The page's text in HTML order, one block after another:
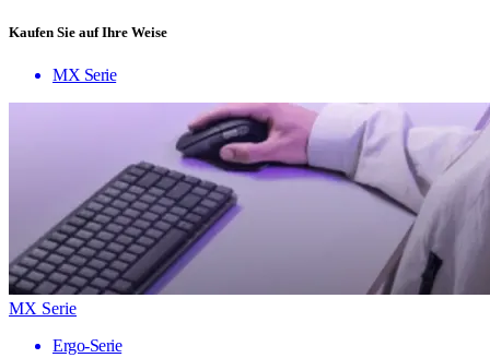
Kaufen Sie auf Ihre Weise
MX Serie
MX Serie
Ergo-Serie